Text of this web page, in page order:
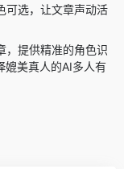
可选，让文章声动活
，提供精准的角色识
媲美真人的AI多人有